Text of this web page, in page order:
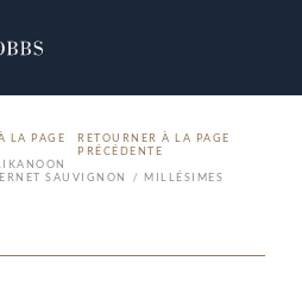
RETOURNER À LA PAGE
PRÉCÉDENTE
SAUVIGNON
MILLÉSIMES